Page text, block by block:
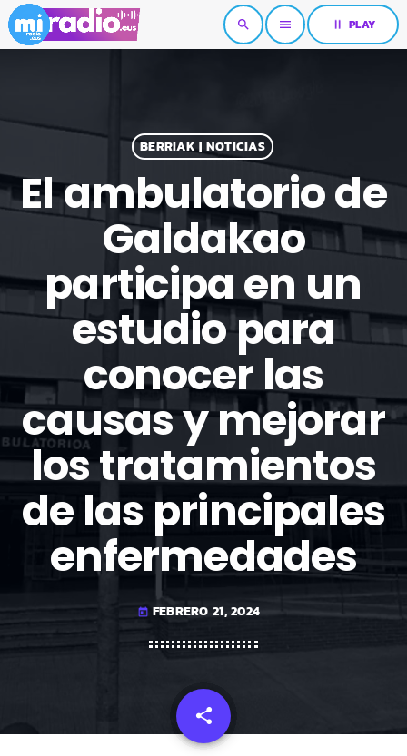
search menu pause PLAY
BERRIAK | NOTICIAS
El ambulatorio de
Galdakao
participa en un
estudio para
conocer las
causas y mejorar
los tratamientos
de las principales
enfermedades
today FEBRERO 21, 2024
share
email